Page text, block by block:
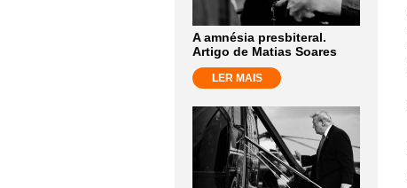
A amnésia presbiteral.
Artigo de Matias Soares
LER MAIS